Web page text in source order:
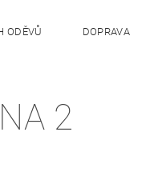
ODĚVŮ DOPRAVA
2